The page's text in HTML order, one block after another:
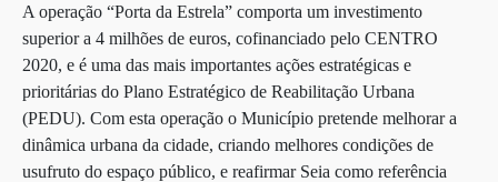
A operação “Porta da Estrela” comporta um investimento
superior a 4 milhões de euros, cofinanciado pelo CENTRO
2020, e é uma das mais importantes ações estratégicas e
prioritárias do Plano Estratégico de Reabilitação Urbana
(PEDU). Com esta operação o Município pretende melhorar a
dinâmica urbana da cidade, criando melhores condições de
usufruto do espaço público, e reafirmar Seia como referência